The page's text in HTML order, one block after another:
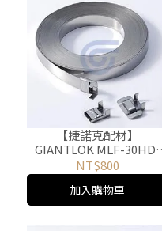
【捷諾克配材】
GIANTLOK MLF-30HD-
9506 不鏽鋼捲帶 白鐵捲帶
30M
NT$800
加入購物車